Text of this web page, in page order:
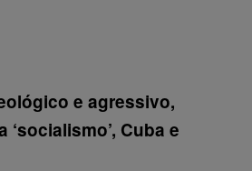
e agressivo,
Cuba e